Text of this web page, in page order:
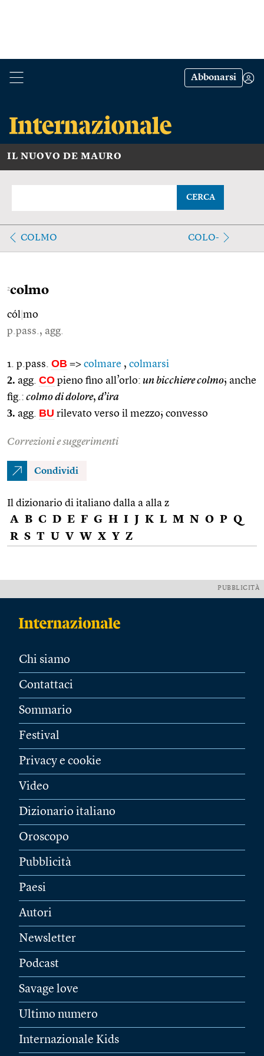
Abbonarsi
IL NUOVO DE MAURO
CERCA
COLMO COLO-
2colmo
cól mo
p.pass., agg.
1. p.pass. OB => colmare , colmarsi
2. agg. CO pieno fino all’orlo: un bicchiere colmo; anche
fig.: colmo di dolore, d’ira
3. agg. BU rilevato verso il mezzo; convesso
Correzioni e suggerimenti
Condividi
Il dizionario di italiano dalla a alla z
A B C D E F G H I J K L M N O P Q
R S T U V W X Y Z
PUBBLICITÀ
Chi siamo
Contattaci
Sommario
Festival
Privacy e cookie
Video
Dizionario italiano
Oroscopo
Pubblicità
Paesi
Autori
Newsletter
Podcast
Savage love
Ultimo numero
Internazionale Kids